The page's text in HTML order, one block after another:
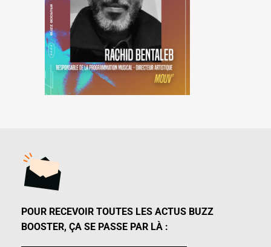
POUR RECEVOIR TOUTES LES ACTUS BUZZ
BOOSTER, ÇA SE PASSE PAR LÀ :